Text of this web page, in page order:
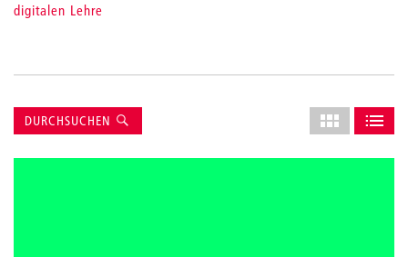
digitalen Lehre
Suche
DURCHSUCHEN
Layout
desALS GRIDALS